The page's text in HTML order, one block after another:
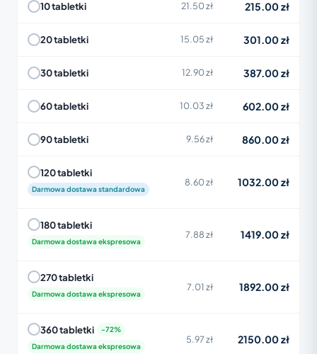
10 tabletki 21.50 zł 215.00 zł
20 tabletki 15.05 zł 301.00 zł
30 tabletki 12.90 zł 387.00 zł
60 tabletki 10.03 zł 602.00 zł
90 tabletki 9.56 zł 860.00 zł
120 tabletki
Darmowa dostawa standardowa
8.60 zł 1032.00 zł
180 tabletki
Darmowa dostawa ekspresowa
7.88 zł 1419.00 zł
270 tabletki
Darmowa dostawa ekspresowa
7.01 zł 1892.00 zł
360 tabletki
Darmowa dostawa ekspresowa
5.97 zł 2150.00 zł